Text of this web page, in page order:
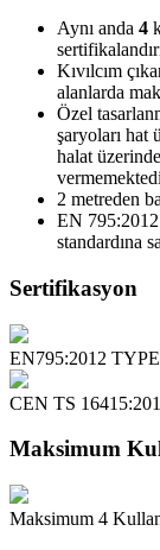
Aynı anda 4
Kıvılcım
alanlarda
Özel
şaryoları hat
halat
2 metreden
EN
standardına
Sertifikasyon
EN795:2012
CEN TS
Maksimum
Maksimum 4